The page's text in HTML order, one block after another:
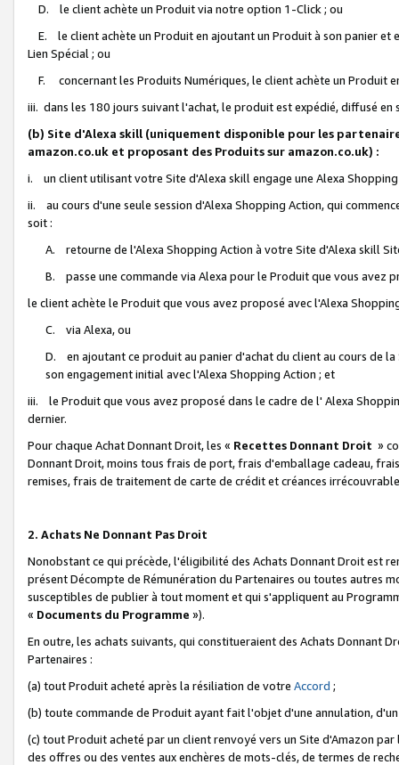
D. le client achète un Produit via notre option 1-Click ; ou
E. le client achète un Produit en ajoutant un Produit à son panier et
Lien Spécial ; ou
F. concernant les Produits Numériques, le client achète un Produit
iii. dans les 180 jours suivant l'achat, le produit est expédié, diffusé
(b) Site d'Alexa skill (uniquement disponible pour les
amazon.co.uk et proposant des Produits sur amazon.co.uk) :
i. un client utilisant votre Site d'Alexa skill engage une Alexa
ii. au cours d'une seule session d'Alexa Shopping Action, qui
soit :
A. retourne de l'Alexa Shopping Action à votre Site d'Alexa skill
B. passe une commande via Alexa pour le Produit que vous avez
le client achète le Produit que vous avez proposé avec l'Alexa
C. via Alexa, ou
D. en ajoutant ce produit au panier d'achat du client au cours de
son engagement initial avec l'Alexa Shopping Action ; et
iii. le Produit que vous avez proposé dans le cadre de l' Alexa
dernier.
Pour chaque Achat Donnant Droit, les « Recettes Donnant Droit »
Donnant Droit, moins tous frais de port, frais d'emballage cadeau,
remises, frais de traitement de carte de crédit et créances
2. Achats Ne Donnant Pas Droit
Nonobstant ce qui précède, l'éligibilité des Achats Donnant Droit est
présent Décompte de Rémunération du Partenaires ou toutes autres
susceptibles de publier à tout moment et qui s'appliquent au
« Documents du Programme »).
En outre, les achats suivants, qui constitueraient des Achats Donnant
Partenaires :
(a) tout Produit acheté après la résiliation de votre Accord ;
(b) toute commande de Produit ayant fait l'objet d'une annulation,
(c) tout Produit acheté par un client renvoyé vers un Site d'Amazon
des offres ou des ventes aux enchères de mots-clés, de termes de